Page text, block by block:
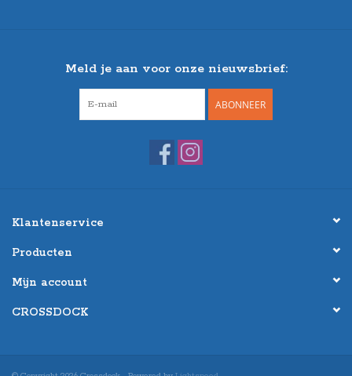
Meld je aan voor onze nieuwsbrief:
ABONNEER
Klantenservice
Producten
Mijn account
CROSSDOCK